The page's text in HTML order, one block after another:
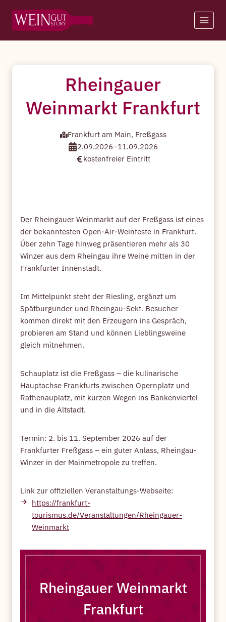
Inhalt
springen
Rheingauer
Weinmarkt Frankfurt
Frankfurt am Main, Freßgass
2.09.2026–11.09.2026
kostenfreier Eintritt
Der Rheingauer Weinmarkt auf der Freßgass ist eines
der bekanntesten Open-Air-Weinfeste in Frankfurt.
Über zehn Tage hinweg präsentieren mehr als 30
Winzer aus dem Rheingau ihre Weine mitten in der
Frankfurter Innenstadt.
Im Mittelpunkt steht der Riesling, ergänzt um
Spätburgunder und Rheingau-Sekt. Besucher
kommen direkt mit den Erzeugern ins Gespräch,
probieren am Stand und können Lieblingsweine
gleich mitnehmen.
Schauplatz ist die Freßgass – die kulinarische
Hauptachse Frankfurts zwischen Opernplatz und
Rathenauplatz, mit kurzen Wegen ins Bankenviertel
und in die Altstadt.
Termin: 2. bis 11. September 2026 auf der
Frankfurter Freßgass – ein guter Anlass, Rheingau-
Winzer in der Mainmetropole zu treffen.
Link zur offiziellen Veranstaltungs-Webseite:
https://frankfurt-
tourismus.de/Veranstaltungen/Rheingauer-
Weinmarkt
Rheingauer Weinmarkt
Frankfurt